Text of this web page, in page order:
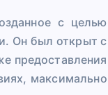
с целью
Он был открыт с
предоставления
максимально